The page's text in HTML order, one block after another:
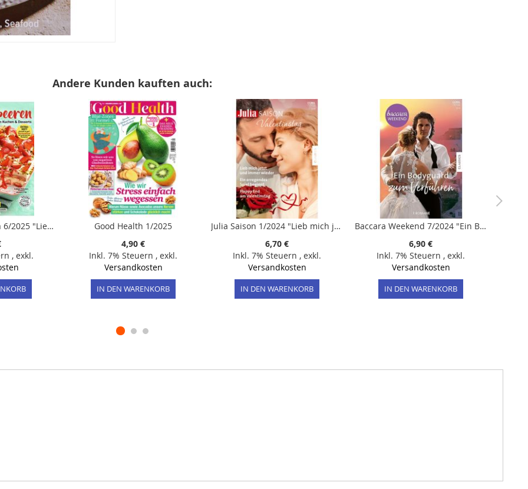
Andere Kunden kauften auch:
Meine Familie & Ich 6/2025 "Lieblings-Nudeln"
, exkl.
Good Health 1/2025
4,90 €
Inkl. 7% Steuern , exkl.
Versandkosten
IN DEN WARENKORB
Julia Saison 1/2024 "Lieb mich jetzt und immer wieder"
6,70 €
Inkl. 7% Steuern , exkl.
Versandkosten
IN DEN WARENKORB
Baccara Weekend 7/2024 "Ein Bodyguard zum Verführen"
6,90 €
Inkl. 7% Steuern , exkl.
Versandkosten
IN DEN WARENKORB